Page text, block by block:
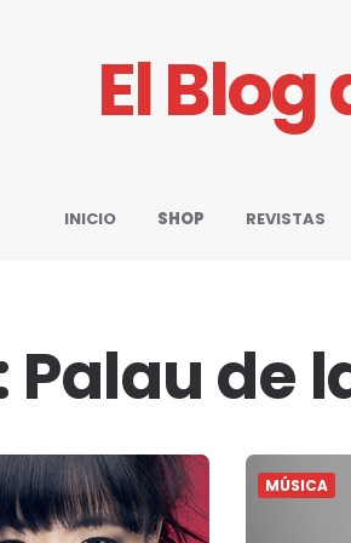
El
INICIO SHOP REVISTAS
Palau de
MÚSICA